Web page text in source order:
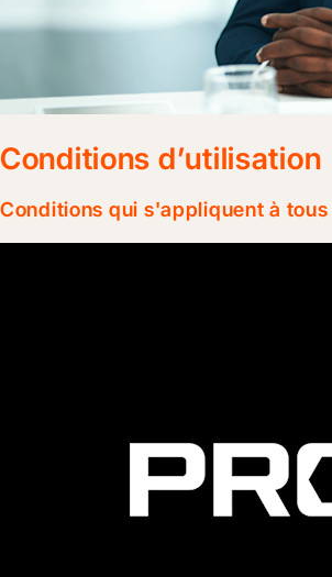
Conditions d’utilisation
Conditions qui s'appliquent à